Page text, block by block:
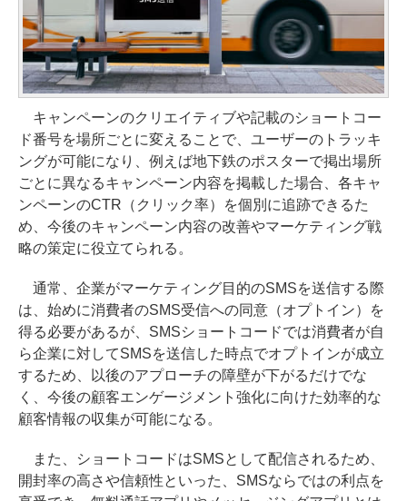
キャンペーンのクリエイティブや記載のショートコー
ド番号を場所ごとに変えることで、ユーザーのトラッキ
ングが可能になり、例えば地下鉄のポスターで掲出場所
ごとに異なるキャンペーン内容を掲載した場合、各キャ
ンペーンのCTR（クリック率）を個別に追跡できるた
め、今後のキャンペーン内容の改善やマーケティング戦
略の策定に役立てられる。
通常、企業がマーケティング目的のSMSを送信する際
は、始めに消費者のSMS受信への同意（オプトイン）を
得る必要があるが、SMSショートコードでは消費者が自
ら企業に対してSMSを送信した時点でオプトインが成立
するため、以後のアプローチの障壁が下がるだけでな
く、今後の顧客エンゲージメント強化に向けた効率的な
顧客情報の収集が可能になる。
また、ショートコードはSMSとして配信されるため、
開封率の高さや信頼性といった、SMSならではの利点を